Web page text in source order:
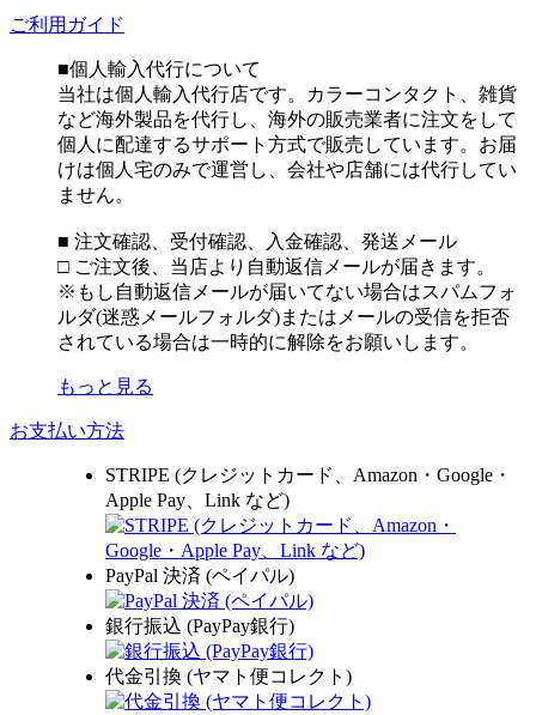
ご利用ガイド
■個人輸入代行について
当社は個人輸入代行店です。カラーコンタクト、雑貨
など海外製品を代行し、海外の販売業者に注文をして
個人に配達するサポート方式で販売しています。お届
けは個人宅のみで運営し、会社や店舗には代行してい
ません。
■ 注文確認、受付確認、入金確認、発送メール
□ ご注文後、当店より自動返信メールが届きます。
※もし自動返信メールが届いてない場合はスパムフォ
ルダ(迷惑メールフォルダ)またはメールの受信を拒否
されている場合は一時的に解除をお願いします。
もっと見る
お支払い方法
STRIPE (クレジットカード、Amazon・Google・
Apple Pay、Link など)
PayPal 決済 (ペイパル)
銀行振込 (PayPay銀行)
代金引換 (ヤマト便コレクト)